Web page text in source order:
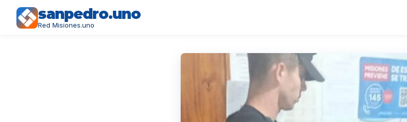
sanpedro.uno
Red Misiones.uno